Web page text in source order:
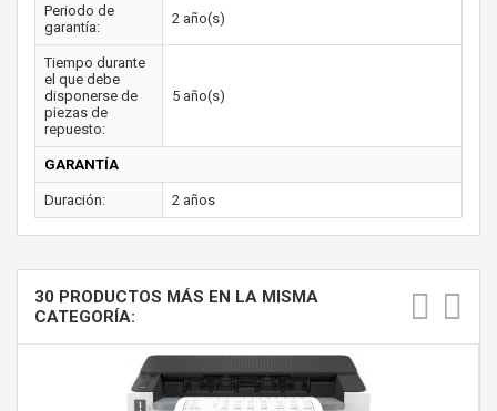
Periodo de
garantía:
2 año(s)
Tiempo durante
el que debe
disponerse de
piezas de
repuesto:
5 año(s)
GARANTÍA
Duración: 2 años
30 PRODUCTOS MÁS EN LA MISMA
CATEGORÍA: